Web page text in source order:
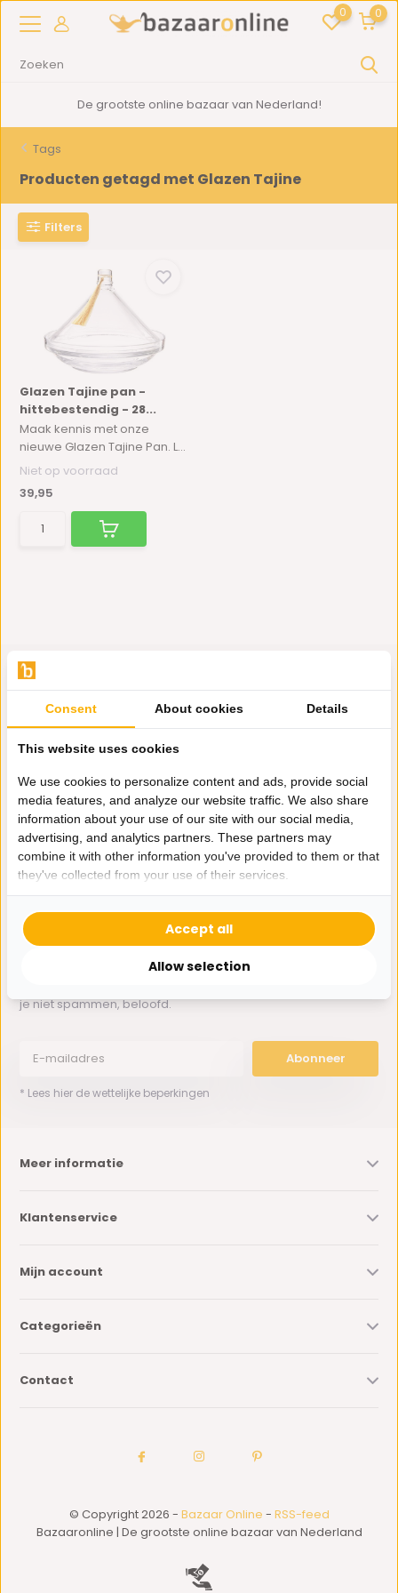
0 0
De grootste online bazaar van Nederland!
Tags
Producten getagd met Glazen Tajine
Filters
Glazen Tajine pan -
hittebestendig - 28...
Maak kennis met onze
nieuwe Glazen Tajine Pan. L...
Niet op voorraad
39,95
Hulp nodig?
Wij zitten voor je klaar.
Whatsapp ons
0162-231130
klantenservice@bazaaronline.nl
je niet spammen, beloofd.
Abonneer
* Lees hier de wettelijke beperkingen
Meer informatie
Klantenservice
Mijn account
Categorieën
Contact
© Copyright 2026 - Bazaar Online - RSS-feed
Bazaaronline | De grootste online bazaar van Nederland
Consent About cookies Details
This website uses cookies
We use cookies to personalize content and ads, provide social
media features, and analyze our website traffic. We also share
information about your use of our site with our social media,
advertising, and analytics partners. These partners may
combine it with other information you've provided to them or that
they've collected from your use of their services.
Allow selection
Accept all